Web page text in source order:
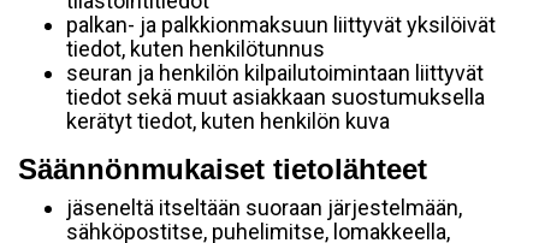
palkan- ja palkkionmaksuun liittyvät yksilöivät
tiedot, kuten henkilötunnus
seuran ja henkilön kilpailutoimintaan liittyvät
tiedot sekä muut asiakkaan suostumuksella
kerätyt tiedot, kuten henkilön kuva
Säännönmukaiset tietolähteet
jäseneltä itseltään suoraan järjestelmään,
sähköpostitse, puhelimitse, lomakkeella,